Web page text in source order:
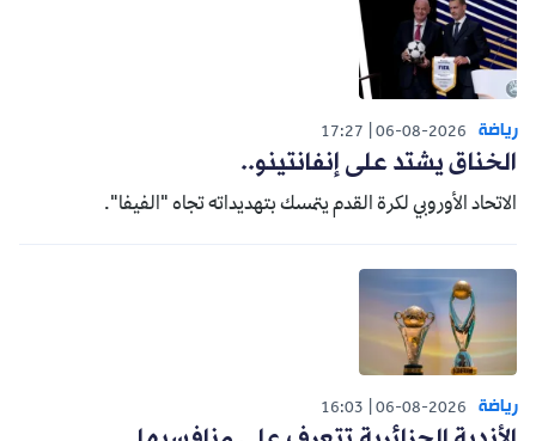
رياضة 06-08-2026
17:27
الخناق يشتد على إنفانتينو..
الاتحاد الأوروبي لكرة القدم يتمسك بتهديداته تجاه "الفيفا".
رياضة 06-08-2026
16:03